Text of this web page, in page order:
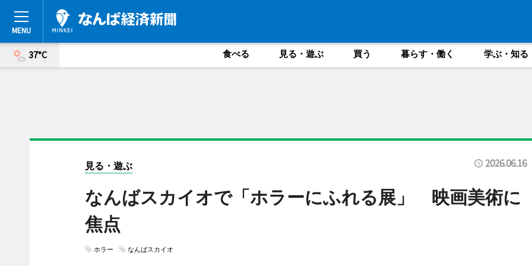
37°C 食べる 見る・遊ぶ 買う 暮らす・働く 学ぶ・知る
見る・遊ぶ 2026.06.16
なんばスカイオで「ホラーにふれる展」 映画美術に
焦点
ホラー なんばスカイオ